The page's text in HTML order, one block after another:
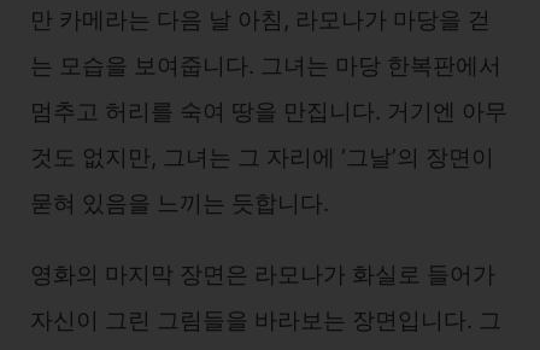
만 카메라는 다음 날 아침, 라모나가 마당을 걷
는 모습을 보여줍니다. 그녀는 마당 한복판에서
멈추고 허리를 숙여 땅을 만집니다. 거기엔 아무
것도 없지만, 그녀는 그 자리에 ‘그날’의 장면이
묻혀 있음을 느끼는 듯합니다.
영화의 마지막 장면은 라모나가 화실로 들어가
자신이 그린 그림들을 바라보는 장면입니다. 그